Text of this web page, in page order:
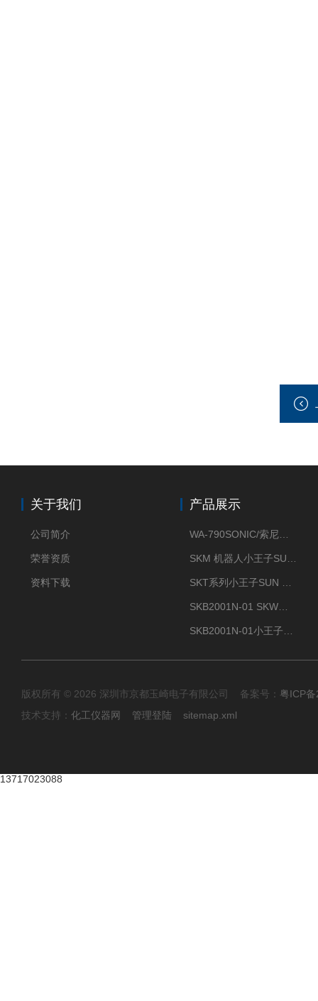
关于我们
公司简介
荣誉资质
资料下载
产品展示
WA-790SONIC/索尼克 WAM-100新型迷你风速仪
SKM 机器人小王子SUN ENERGY紫外线臭氧清洗设备UV清洗
SKT系列小王子SUN ENERGY紫外线臭氧清洗设备UV清洗
SKB2001N-01 SKW小王子SUN ENERGY紫外线臭氧清洗设备辐照器
SKB2001N-01小王子SUN ENERGY紫外线臭氧清洗设备
版权所有 © 2026 深圳市京都玉崎电子有限公司 备案号： 粤ICP
技术支持： 化工仪器网 管理登陆 sitemap.xml
13717023088